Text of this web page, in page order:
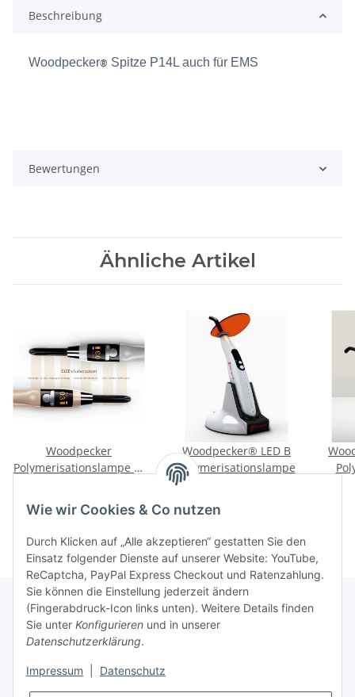
Beschreibung
Woodpecker® Spitze P14L auch für EMS
Bewertungen
Ähnliche Artikel
Woodpecker
Polymerisationslampe X-
Woodpecker® LED B
Polymerisationslampe
Rechtliche Hinweise
Produktinformationen
Wie wir Cookies & Co nutzen
Durch Klicken auf „Alle akzeptieren“ gestatten Sie den
Einsatz folgender Dienste auf unserer Website: YouTube,
ReCaptcha, PayPal Express Checkout und Ratenzahlung.
Sie können die Einstellung jederzeit ändern
(Fingerabdruck-Icon links unten). Weitere Details finden
Sie unter Konfigurieren und in unserer
Datenschutzerklärung.
Impressum Datenschutz